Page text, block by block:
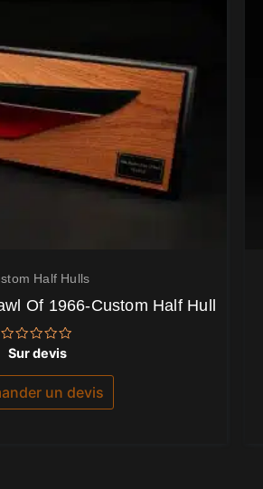
Half Hulls
Of 1966-Custom Half Hull
Note
sur
Sur devis
un devis